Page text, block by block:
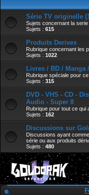
Série TV originelle
Sujets concernant la
Sujets : 615
Produits Derives
Rubrique concernant les
Sujets : 1022
Livres / BD / Manga
Rubrique spéciale pour
Sujets : 315
DVD - VHS - CD -
Audio - Super 8
Rubrique pour tout ce qui
Sujets : 162
Discussions sur
Discussions ayant
série ou aux produits
Sujets : 480